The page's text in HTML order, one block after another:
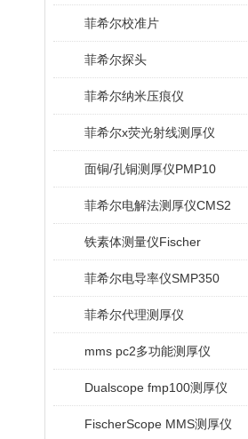
菲希尔校准片
菲希尔探头
菲希尔纳米压痕仪
菲希尔x荧光射线测厚仪
面铜/孔铜测厚仪PMP10
菲希尔电解法测厚仪CMS2
铁素体测量仪Fischer
菲希尔电导率仪SMP350
菲希尔代理测厚仪
mms pc2多功能测厚仪
Dualscope fmp100测厚仪
FischerScope MMS测厚仪